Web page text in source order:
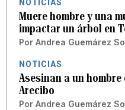
NOTICIAS
Muere hombre y una
impactar un árbol en
Por Andrea Guemárez
NOTICIAS
Asesinan a un
Arecibo
Por Andrea Guemárez